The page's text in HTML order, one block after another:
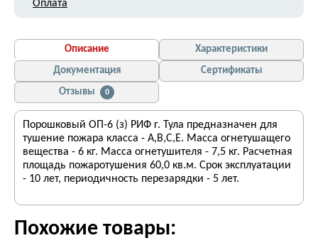
Оплата
Описание
Характеристики
Документация
Сертификаты
Отзывы
0
Порошковый ОП-6 (з) РИФ г. Тула предназначен для
тушение пожара класса - А,В,С,Е. Масса огнетушащего
вещества - 6 кг. Масса огнетушителя - 7,5 кг. Расчетная
площадь пожаротушения 60,0 кв.м. Срок эксплуатации
- 10 лет, периодичность перезарядки - 5 лет.
Похожие товары: